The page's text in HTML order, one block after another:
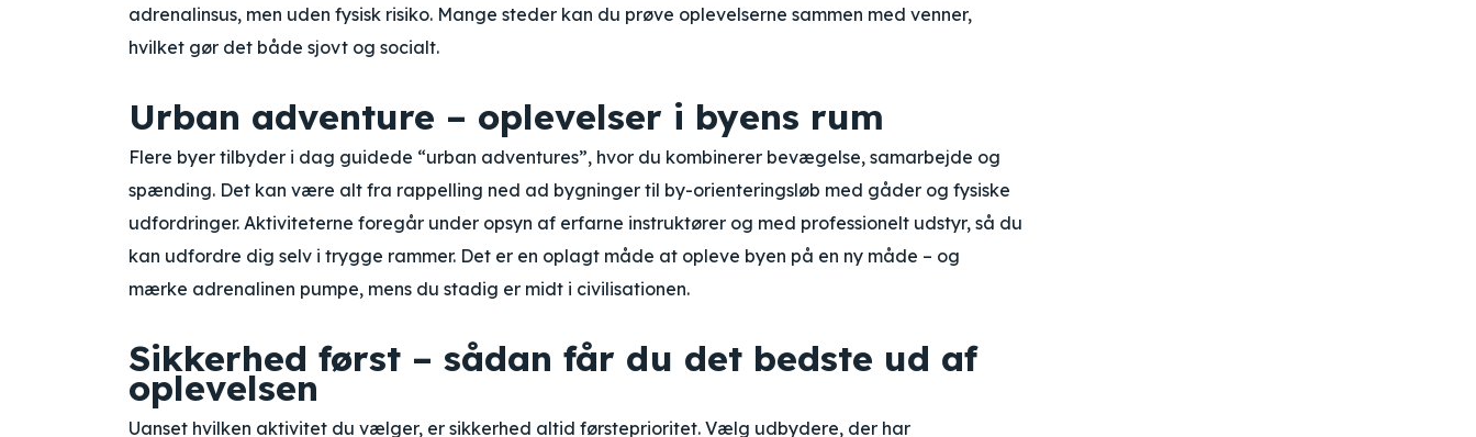
adrenalinsus, men uden fysisk risiko. Mange steder kan du prøve oplevelserne sammen med venner,
hvilket gør det både sjovt og socialt.
Urban adventure – oplevelser i byens rum
Flere byer tilbyder i dag guidede “urban adventures”, hvor du kombinerer bevægelse, samarbejde og
spænding. Det kan være alt fra rappelling ned ad bygninger til by-orienteringsløb med gåder og fysiske
udfordringer. Aktiviteterne foregår under opsyn af erfarne instruktører og med professionelt udstyr, så du
kan udfordre dig selv i trygge rammer. Det er en oplagt måde at opleve byen på en ny måde – og
mærke adrenalinen pumpe, mens du stadig er midt i civilisationen.
Sikkerhed først – sådan får du det bedste ud af
oplevelsen
Uanset hvilken aktivitet du vælger, er sikkerhed altid førsteprioritet. Vælg udbydere, der har